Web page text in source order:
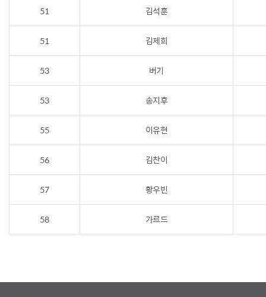
51 김석훈
51 김제희
53 버기
53 송지후
55 이유현
56 김찬이
57 황우빈
58 가르드